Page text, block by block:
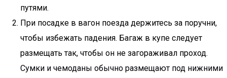
путями.
При посадке в вагон поезда держитесь за поручни,
чтобы избежать падения. Багаж в купе следует
размещать так, чтобы он не загораживал проход.
Сумки и чемоданы обычно размещают под нижними